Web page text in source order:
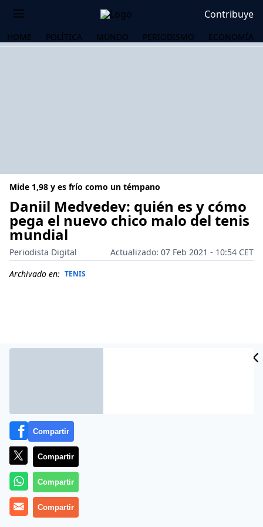
Contribuye
HOME POLÍTICA MUNDO PERIODISMO ECONOMÍA
Mide 1,98 y es frío como un témpano
Daniil Medvedev: quién es y cómo
pega el nuevo chico malo del tenis
mundial
Periodista Digital
Actualizado: 07 Feb 2021 - 10:54 CET
Archivado en: TENIS
Más información
Compartir
Compartir
Compartir
Compartir